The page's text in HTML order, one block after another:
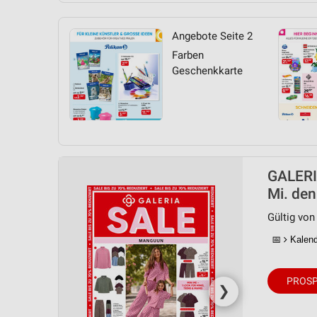
Angebote Seite 2
Farben
Geschenkkarte
❯
Mi.
Gültig
📅